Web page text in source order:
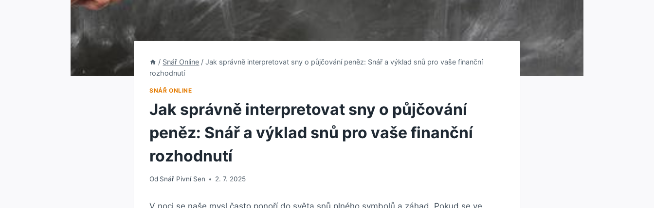
/ Snář Online / Jak správně interpretovat sny o půjčování peněz: Snář a výklad snů pro vaše finanční
rozhodnutí
SNÁŘ ONLINE
Jak správně interpretovat sny o půjčování
peněz: Snář a výklad snů pro vaše finanční
rozhodnutí
Od Snář Pivní Sen 2. 7. 2025